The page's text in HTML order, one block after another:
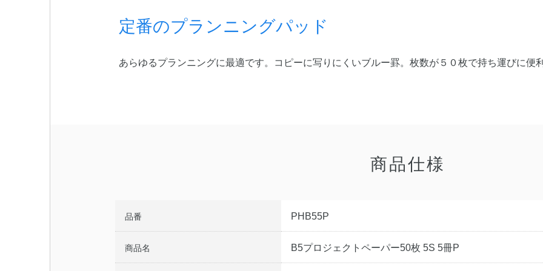
定番のプランニングパッド
あらゆるプランニングに最適です。コピーに写りにくいブルー罫。枚数が５０枚で持ち運びに便
商品仕様
品番 PHB55P
商品名 B5プロジェクトペーパー50枚 5S 5冊P